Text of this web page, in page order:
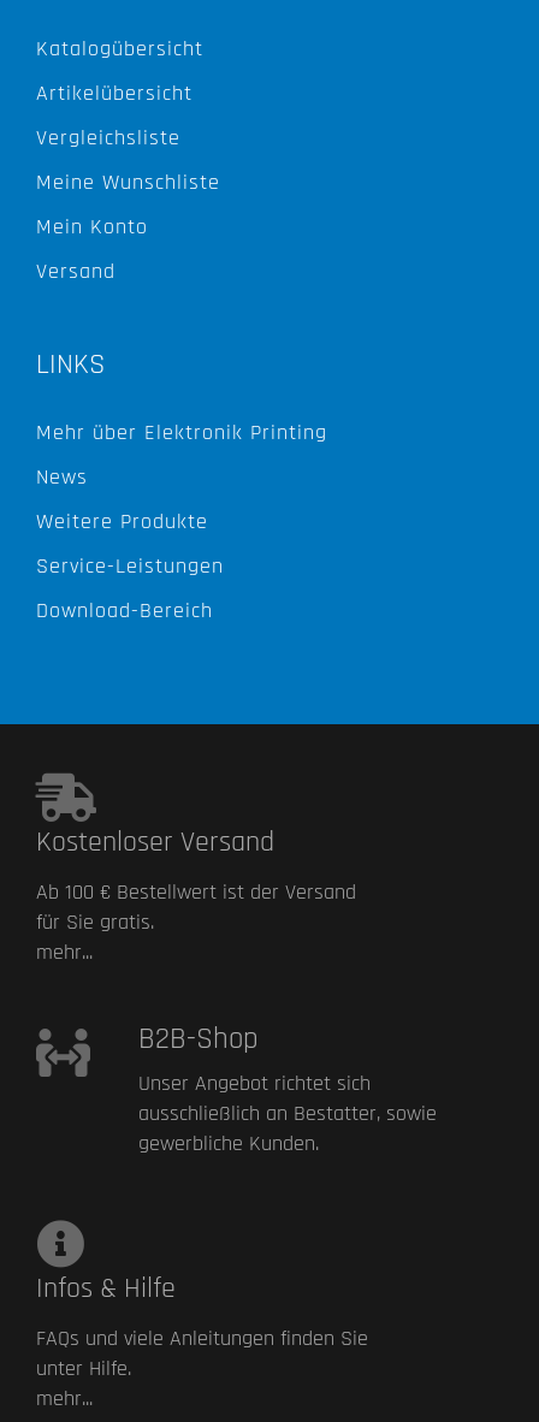
Katalogübersicht
Artikelübersicht
Vergleichsliste
Meine Wunschliste
Mein Konto
Versand
LINKS
Mehr über Elektronik Printing
News
Weitere Produkte
Service-Leistungen
Download-Bereich
Kostenloser Versand
Ab 100 € Bestellwert ist der Versand
für Sie gratis.
mehr...
B2B-Shop
Unser Angebot richtet sich
ausschließlich an Bestatter, sowie
gewerbliche Kunden.
Infos & Hilfe
FAQs und viele Anleitungen finden Sie
unter Hilfe.
mehr...